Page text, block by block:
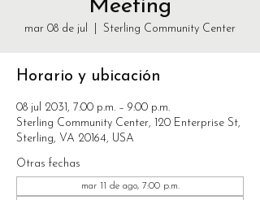
Meeting
mar 08 de jul Sterling Community Center
Horario y ubicación
08 jul 2031, 7:00 p.m. – 9:00 p.m.
Sterling Community Center, 120 Enterprise St,
Sterling, VA 20164, USA
Otras fechas
mar 11 de ago, 7:00 p.m.